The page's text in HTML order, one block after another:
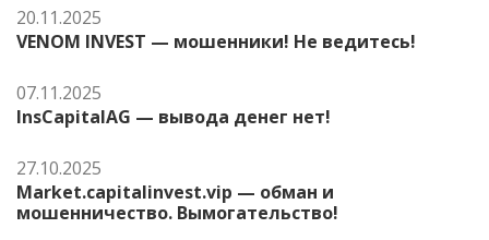
20.11.2025
VENOM INVEST — мошенники! Не ведитесь!
07.11.2025
InsCapitalAG — вывода денег нет!
27.10.2025
Market.capitalinvest.vip — обман и
мошенничество. Вымогательство!